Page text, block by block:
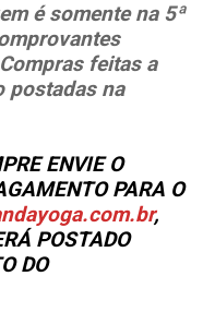
é somente na 5ª
feitas a
postadas na
ENVIE O
PARA O
,
POSTADO
DO